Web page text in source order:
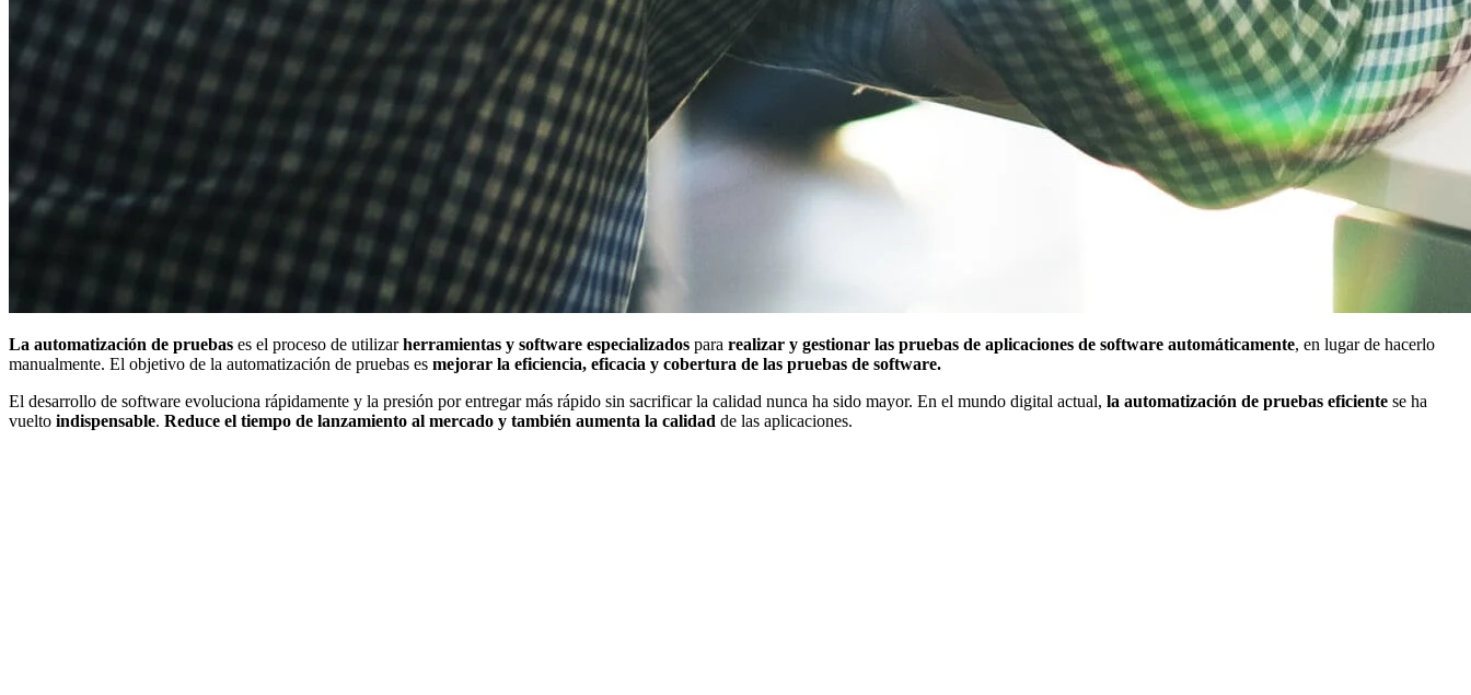
La automatización de pruebas es el proceso de utilizarherramientas y software especializados para realizar y gestionar las pruebas de aplicaciones de software automáticamente, en lugar de hacerlo
manualmente. El objetivo de la automatización de pruebas es mejorar la eficiencia, eficacia y cobertura de las pruebas de software.
El desarrollo de software evoluciona rápidamente y la presión por entregar más rápido sin sacrificar la calidad nunca ha sido mayor. En el mundo digital actual, la automatización de pruebas eficiente se ha
vuelto indispensable. Reduce el tiempo de lanzamiento al mercado y también aumenta la calidad de las aplicaciones.